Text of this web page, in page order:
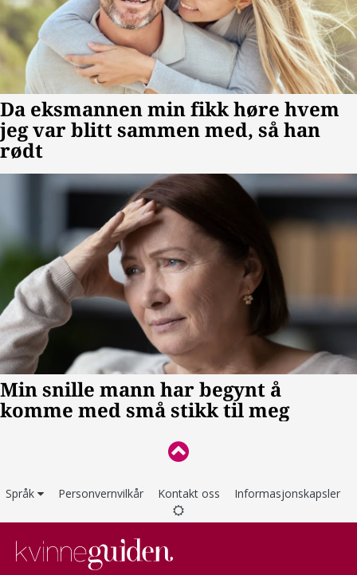
Språk Personvernvilkår Kontakt oss Informasjonskapsler